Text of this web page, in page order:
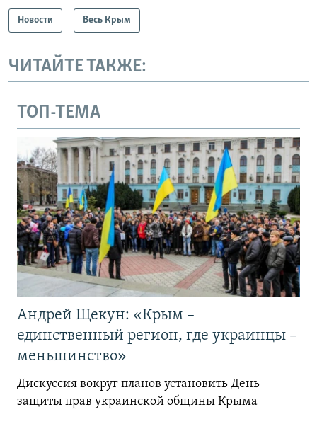
Новости Весь Крым
ЧИТАЙТЕ ТАКЖЕ:
ТОП-ТЕМА
Андрей Щекун: «Крым –
единственный регион, где украинцы –
меньшинство»
Дискуссия вокруг планов установить День
защиты прав украинской общины Крыма